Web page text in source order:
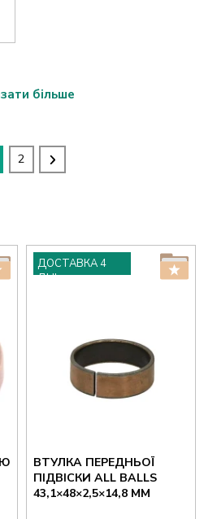
більше
2
ДОСТАВКА 4
ДНІ
ВТУЛКА ПЕРЕДНЬОЇ
ПІДВІСКИ ALL BALLS
43,1×48×2,5×14,8 ММ